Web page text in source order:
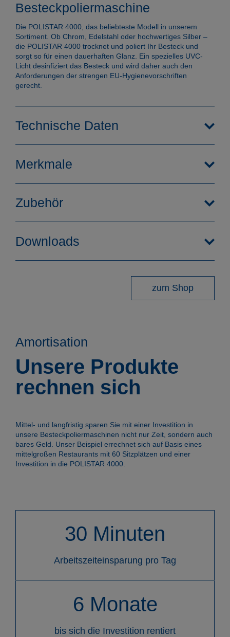
Funktion
Produkte
Unternehmen
Kontakt
EN ES IT
Besteckpoliermaschine
Die POLISTAR 4000, das beliebteste Modell in unserem
Sortiment. Ob Chrom, Edelstahl oder hochwertiges Silber –
die POLISTAR 4000 trocknet und poliert Ihr Besteck und
sorgt so für einen dauerhaften Glanz. Ein spezielles UVC-
Licht desinfiziert das Besteck und wird daher auch den
Anforderungen der strengen EU-Hygienevorschriften
gerecht.
Technische Daten
Merkmale
Zubehör
Downloads
zum Shop
Amortisation
Unsere Produkte
rechnen sich
Mittel- und langfristig sparen Sie mit einer Investition in
unsere Besteckpoliermaschinen nicht nur Zeit, sondern auch
bares Geld. Unser Beispiel errechnet sich auf Basis eines
mittelgroßen Restaurants mit 60 Sitzplätzen und einer
Investition in die POLISTAR 4000.
30 Minuten
Arbeitszeiteinsparung pro Tag
6 Monate
bis sich die Investition rentiert